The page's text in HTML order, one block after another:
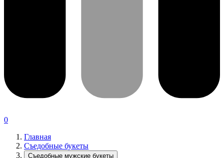
0
Главная
Съедобные букеты
Съедобные мужские букеты